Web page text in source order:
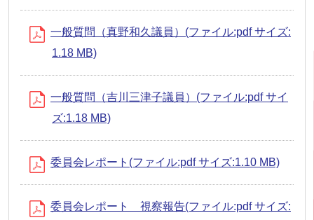
一般質問（真野和久議員）(ファイル:pdf サイズ:
1.18 MB)
一般質問（吉川三津子議員）(ファイル:pdf サイ
ズ:1.18 MB)
委員会レポート(ファイル:pdf サイズ:1.10 MB)
委員会レポート 視察報告(ファイル:pdf サイズ: